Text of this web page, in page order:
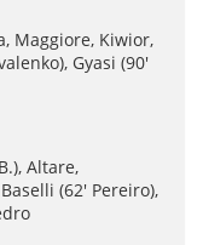
Maggiore, Kiwior,
Gyasi (90'
Altare,
(62' Pereiro),